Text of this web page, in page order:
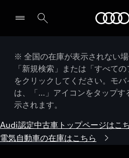
※ 全国の在庫が表示されない
「新規検索」または「すべて
をクリックしてください。モ
は、「…」アイコンをタップす
示されます。
Audi認定中古車トップページはこ
電気自動車の在庫はこちら